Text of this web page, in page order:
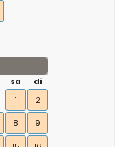
sa
di
1
2
8 9